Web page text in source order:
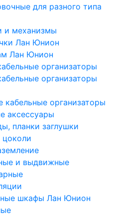
для разного типа
и механизмы
Лан Юнион
Лан Юнион
организаторы
организаторы
кабельные организаторы
аксессуары
планки заглушки
и выдвижные
шкафы Лан Юнион